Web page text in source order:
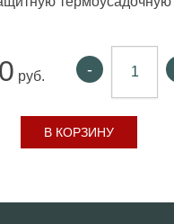
руб. -
В КОРЗИНУ